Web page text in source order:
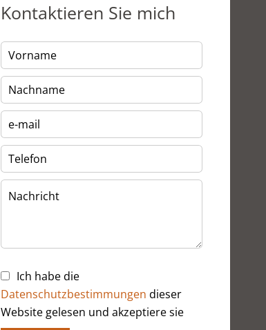
Kontaktieren Sie mich
Ich habe die
Datenschutzbestimmungen dieser
Website gelesen und akzeptiere sie